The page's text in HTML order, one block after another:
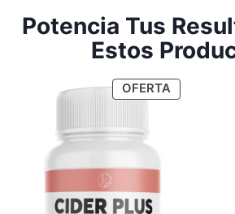
Potencia Tus
Estos
OFERTAPRODUCTO
EN